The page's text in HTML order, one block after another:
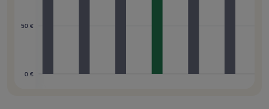
0 €
50 €